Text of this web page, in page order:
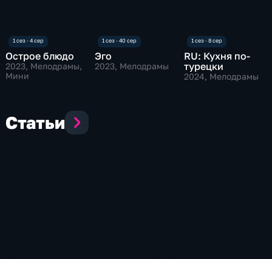
Острое блюдо
2023, Мелодрамы,
Мини
Эго
2023, Мелодрамы
RU: Кухня по-
турецки
2024, Мелодрамы
Статьи